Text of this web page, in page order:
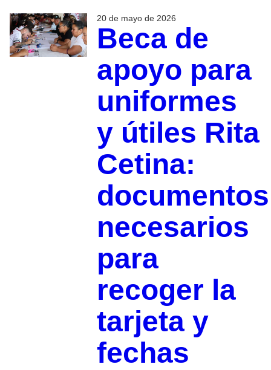
20 de mayo de 2026
Beca de
apoyo para
uniformes
y útiles Rita
Cetina:
documentos
necesarios
para
recoger la
tarjeta y
fechas